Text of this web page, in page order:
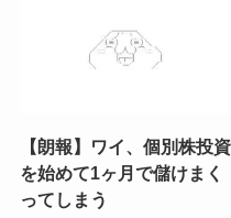
【朗報】ワイ、個別株投資
を始めて1ヶ月で儲けまく
ってしまう